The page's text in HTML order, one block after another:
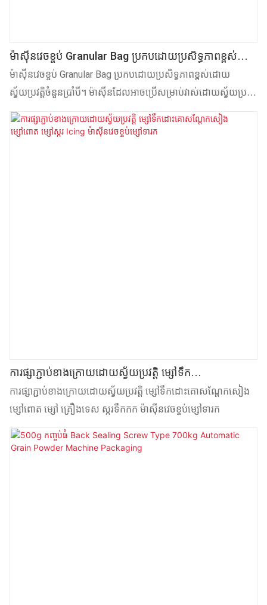
ម៉ាស៊ីនវេចខ្ចប់ Granular Bag ប្រកបដោយប្រសិទ្ធភាពខ្ពស់
ដោយស្វ័យប្រវត្តិចំនួនប្រាំបី
ម៉ាស៊ីនវេចខ្ចប់ Granular Bag ប្រកបដោយប្រសិទ្ធភាពខ្ពស់ដោយ
ស្វ័យប្រវត្តិចំនួនប្រាំបី។ ម៉ាស៊ីនដែលអាចប្រើសម្រាប់វាស់ដោយស្វ័យប្រវត្តិ
និងវេចខ្ចប់ស្ករគ្រាប់ គ្រាប់ raisin សណ្តែកដី គ្រាប់ Melon គ្រាប់ nutlet
បន្ទះសៀគ្វីដំឡូង សូកូឡា នំប៊ីសស្ទីន និងគ្រាប់ធំផ្សេងទៀត និងសារធាតុ
ការផ្សាភ្ជាប់ខាងក្រោយដោយស្វ័យប្រវត្តិ ម្សៅទឹក
ដោះគោសណ្តែកសៀង ម្សៅពោត ម្សៅស្ករ Icing ម៉ាស៊ីនវេចខ្ចប់
ម្សៅទារក
ការផ្សាភ្ជាប់ខាងក្រោយដោយស្វ័យប្រវត្តិ ម្សៅទឹកដោះគោសណ្តែកសៀង
ម្សៅពោត ម្សៅ គ្រឿងទេស ស្ករទឹកកក ម៉ាស៊ីនវេចខ្ចប់ម្សៅទារក